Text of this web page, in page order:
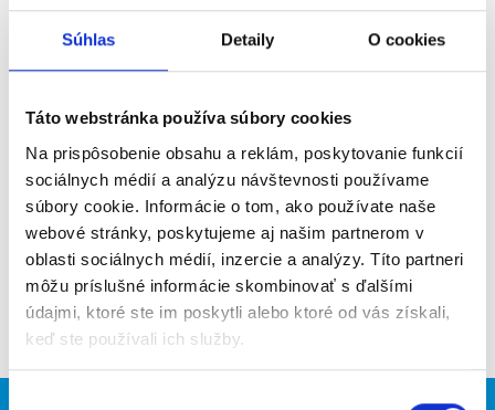
Súhlas Detaily O cookies
Táto webstránka používa súbory cookies
Na prispôsobenie obsahu a reklám, poskytovanie funkcií
sociálnych médií a analýzu návštevnosti používame
súbory cookie. Informácie o tom, ako používate naše
webové stránky, poskytujeme aj našim partnerom v
oblasti sociálnych médií, inzercie a analýzy. Títo partneri
môžu príslušné informácie skombinovať s ďalšími
údajmi, ktoré ste im poskytli alebo ktoré od vás získali,
keď ste používali ich služby.
Poslať na email
Upozorniť na inzerát
Pridať do obľúbených
Späť